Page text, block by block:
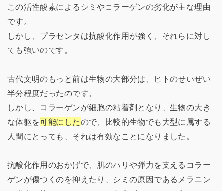
この活性酸素によるシミやコラーゲンの劣化が主な理由
です。
しかし、プラセンタは抗酸化作用が強く、それらに対し
ても強いのです。
古代文明のもっと前は生物の大部分は、ヒトのせいぜい
半分程度だったのです。
しかし、コラーゲンが細胞の粘着剤となり、生物の大き
な体躯を可能にしたので、比較的生物でも大型に属する
人間にとっても、それは有効なことになりました。
抗酸化作用のおかげで、肌のハリや弾力を支えるコラー
ゲンが傷つくのを抑えたり、シミの原因であるメラニン